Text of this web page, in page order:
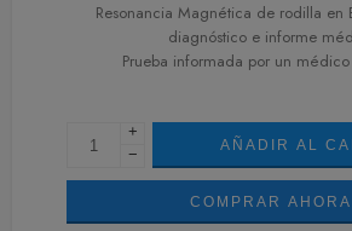
Resonancia Magnética de rodilla en
diagnóstico e informe
Prueba informada por un
+
−
AÑADIR AL
COMPRAR AHORA